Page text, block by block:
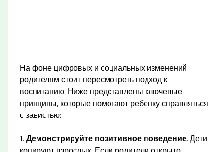
На фоне цифровых и социальных изменений
родителям стоит пересмотреть подход к
воспитанию. Ниже представлены ключевые
принципы, которые помогают ребенку справляться
с завистью:
1.Демонстрируйте позитивное поведение. Дети